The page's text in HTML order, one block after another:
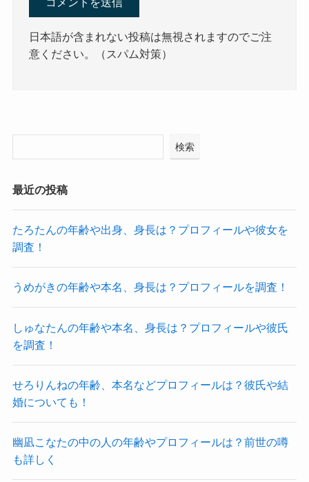
日本語が含まれない投稿は無視されますのでご注
意ください。（スパム対策）
検索
最近の投稿
たろたんの年齢や出身、身長は？プロフィールや彼女を
調査！
うめがきの年齢や本名、身長は？プロフィールを調査！
しゅなたんの年齢や本名、身長は？プロフィールや彼氏
を調査！
せろりんねの年齢、本名などプロフィールは？彼氏や結
婚についても！
幽凪こなたの中の人の年齢やプロフィールは？前世の噂
も詳しく